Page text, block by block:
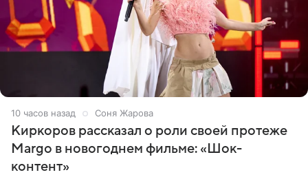
10 часов назад Соня Жарова
Киркоров рассказал о роли своей протеже
Margo в новогоднем фильме: «Шок-
контент»